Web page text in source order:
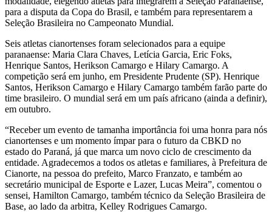
para a disputa da Copa do Brasil, e também para representarem a
Seleção Brasileira no Campeonato Mundial.
Seis atletas cianortenses foram selecionados para a equipe
paranaense: Maria Clara Chaves, Letícia Garcia, Eric Foks,
Henrique Santos, Herikson Camargo e Hilary Camargo. A
competição será em junho, em Presidente Prudente (SP). Henrique
Santos, Herikson Camargo e Hilary Camargo também farão parte do
time brasileiro. O mundial será em um país africano (ainda a definir),
em outubro.
“Receber um evento de tamanha importância foi uma honra para nós
cianortenses e um momento ímpar para o futuro da CBKD no
estado do Paraná, já que marca um novo ciclo de crescimento da
entidade. Agradecemos a todos os atletas e familiares, à Prefeitura de
Cianorte, na pessoa do prefeito, Marco Franzato, e também ao
secretário municipal de Esporte e Lazer, Lucas Meira”, comentou o
sensei, Hamilton Camargo, também técnico da Seleção Brasileira de
Base, ao lado da arbitra, Kelley Rodrigues Camargo.